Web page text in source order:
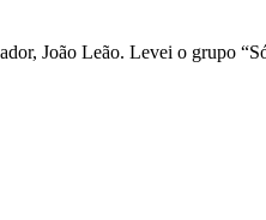
João Leão. Levei o grupo